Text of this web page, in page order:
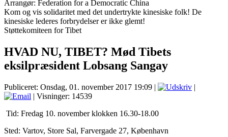
Arrangør: Federation for a Democratic China
Kom og vis solidaritet med det undertrykte kinesiske folk! De
kinesiske lederes forbrydelser er ikke glemt!
Støttekomiteen for Tibet
HVAD NU, TIBET? Mød Tibets
eksilpræsident Lobsang Sangay
Publiceret: Onsdag, 01. november 2017 19:09 |
|
| Visninger: 14539
Tid: Fredag 10. november klokken 16.30-18.00
Sted: Vartov, Store Sal, Farvergade 27, København